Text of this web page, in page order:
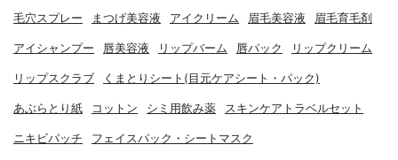
毛穴スプレー まつげ美容液 アイクリーム 眉毛美容液 眉毛育毛剤
アイシャンプー 唇美容液 リップバーム 唇パック リップクリーム
リップスクラブ くまとりシート(目元ケアシート・パック)
あぶらとり紙 コットン シミ用飲み薬 スキンケアトラベルセット
ニキビパッチ フェイスパック・シートマスク